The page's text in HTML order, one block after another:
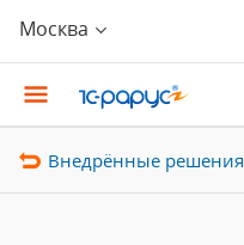
Москва
Внедрённые решения